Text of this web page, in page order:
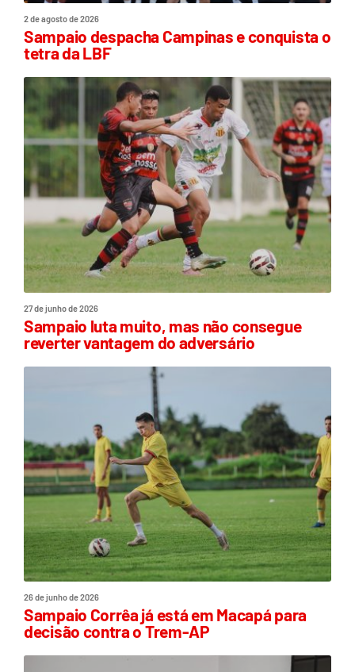
2 de agosto de 2026
Sampaio despacha Campinas e conquista o
tetra da LBF
27 de junho de 2026
Sampaio luta muito, mas não consegue
reverter vantagem do adversário
26 de junho de 2026
Sampaio Corrêa já está em Macapá para
decisão contra o Trem-AP